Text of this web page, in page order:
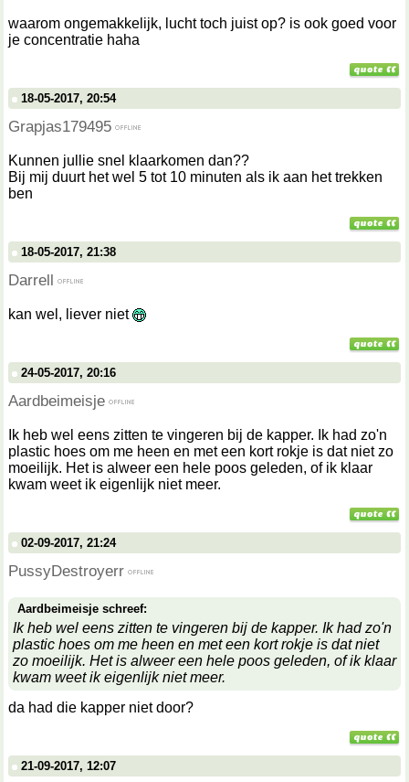
waarom ongemakkelijk, lucht toch juist op? is ook goed voor
je concentratie haha
18-05-2017, 20:54
Grapjas179495
Kunnen jullie snel klaarkomen dan??
Bij mij duurt het wel 5 tot 10 minuten als ik aan het trekken
ben
18-05-2017, 21:38
Darrell
kan wel, liever niet
24-05-2017, 20:16
Aardbeimeisje
Ik heb wel eens zitten te vingeren bij de kapper. Ik had zo'n
plastic hoes om me heen en met een kort rokje is dat niet zo
moeilijk. Het is alweer een hele poos geleden, of ik klaar
kwam weet ik eigenlijk niet meer.
02-09-2017, 21:24
PussyDestroyerr
Aardbeimeisje schreef:
Ik heb wel eens zitten te vingeren bij de kapper. Ik had zo'n
plastic hoes om me heen en met een kort rokje is dat niet
zo moeilijk. Het is alweer een hele poos geleden, of ik klaar
kwam weet ik eigenlijk niet meer.
da had die kapper niet door?
21-09-2017, 12:07